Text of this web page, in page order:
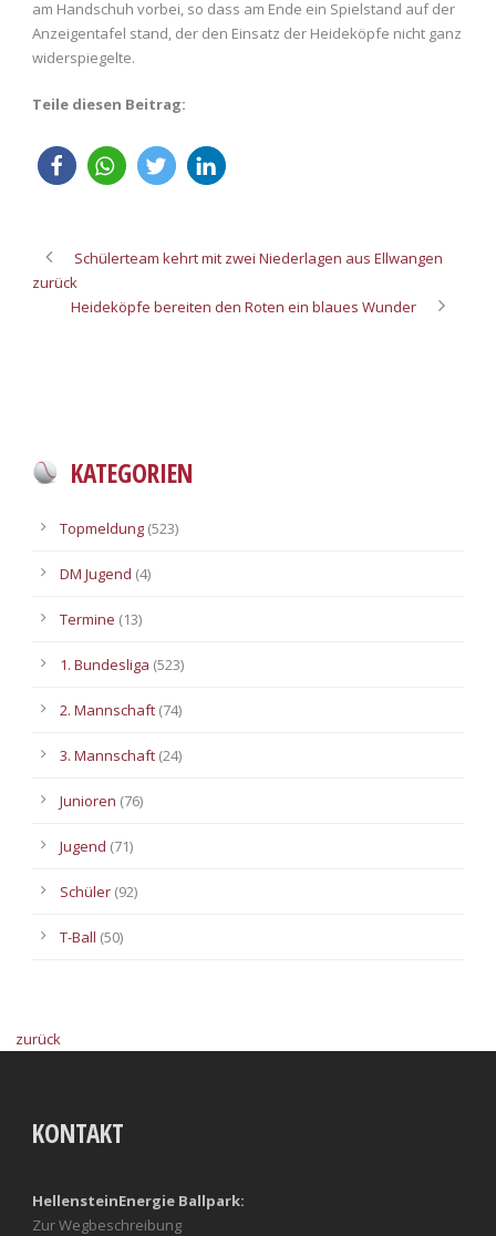
am Handschuh vorbei, so dass am Ende ein Spielstand auf der
Anzeigentafel stand, der den Einsatz der Heideköpfe nicht ganz
widerspiegelte.
Teile diesen Beitrag:
Schülerteam kehrt mit zwei Niederlagen aus Ellwangen
zurück
Heideköpfe bereiten den Roten ein blaues Wunder
KATEGORIEN
Topmeldung (523)
DM Jugend (4)
Termine (13)
1. Bundesliga (523)
2. Mannschaft (74)
3. Mannschaft (24)
Junioren (76)
Jugend (71)
Schüler (92)
T-Ball (50)
zurück
KONTAKT
HellensteinEnergie Ballpark:
Zur Wegbeschreibung